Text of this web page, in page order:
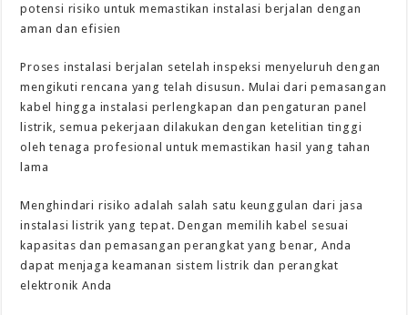
potensi risiko untuk memastikan instalasi berjalan dengan
aman dan efisien
Proses instalasi berjalan setelah inspeksi menyeluruh dengan
mengikuti rencana yang telah disusun. Mulai dari pemasangan
kabel hingga instalasi perlengkapan dan pengaturan panel
listrik, semua pekerjaan dilakukan dengan ketelitian tinggi
oleh tenaga profesional untuk memastikan hasil yang tahan
lama
Menghindari risiko adalah salah satu keunggulan dari jasa
instalasi listrik yang tepat. Dengan memilih kabel sesuai
kapasitas dan pemasangan perangkat yang benar, Anda
dapat menjaga keamanan sistem listrik dan perangkat
elektronik Anda